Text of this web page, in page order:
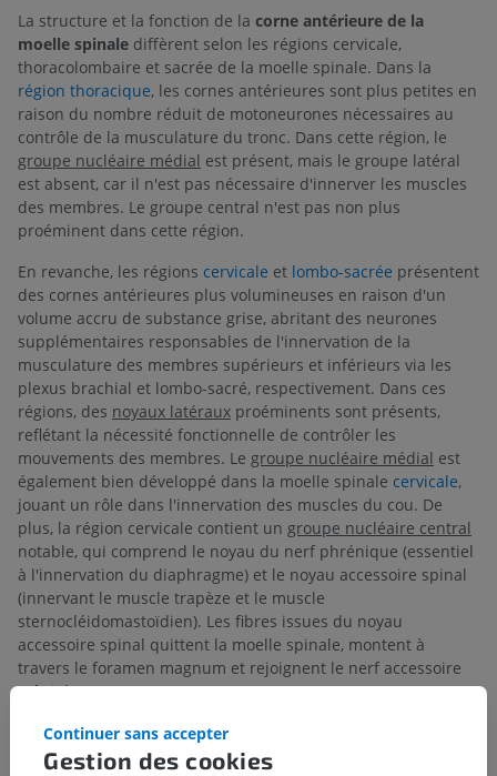
La structure et la fonction de la corne antérieure de la
moelle spinale diffèrent selon les régions cervicale,
thoracolombaire et sacrée de la moelle spinale. Dans la
région thoracique, les cornes antérieures sont plus petites en
raison du nombre réduit de motoneurones nécessaires au
contrôle de la musculature du tronc. Dans cette région, le
groupe nucléaire médial est présent, mais le groupe latéral
est absent, car il n'est pas nécessaire d'innerver les muscles
des membres. Le groupe central n'est pas non plus
proéminent dans cette région.
En revanche, les régions cervicale et lombo-sacrée présentent
des cornes antérieures plus volumineuses en raison d'un
volume accru de substance grise, abritant des neurones
supplémentaires responsables de l'innervation de la
musculature des membres supérieurs et inférieurs via les
plexus brachial et lombo-sacré, respectivement. Dans ces
régions, des noyaux latéraux proéminents sont présents,
reflétant la nécessité fonctionnelle de contrôler les
mouvements des membres. Le groupe nucléaire médial est
également bien développé dans la moelle spinale cervicale,
jouant un rôle dans l'innervation des muscles du cou. De
plus, la région cervicale contient un groupe nucléaire central
notable, qui comprend le noyau du nerf phrénique (essentiel
à l'innervation du diaphragme) et le noyau accessoire spinal
(innervant le muscle trapèze et le muscle
sternocléidomastoïdien). Les fibres issues du noyau
accessoire spinal quittent la moelle spinale, montent à
travers le foramen magnum et rejoignent le nerf accessoire
crânial.
Dans la région lombo-sacrée, un autre groupe central
important, le noyau lombo-sacré, est présent dans les
Gestion des cookies
Continuer sans accepter